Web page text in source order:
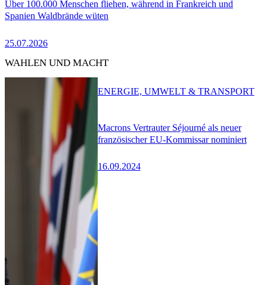
Über 100.000 Menschen fliehen, während in Frankreich und
Spanien Waldbrände wüten
25.07.2026
WAHLEN UND MACHT
Macrons Vertrauter Séjourné als neuer
französischer EU-Kommissar nominiert
16.09.2024
ENERGIE, UMWELT & TRANSPORT